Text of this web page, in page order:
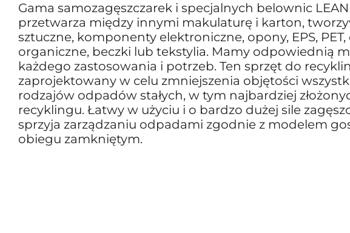
Gama samozagęszczarek i specjalnych belownic
przetwarza między innymi makulaturę i karton,
sztuczne, komponenty elektroniczne, opony, EPS,
organiczne, beczki lub tekstylia. Mamy odpowiednią
każdego zastosowania i potrzeb. Ten sprzęt do
zaprojektowany w celu zmniejszenia objętości
rodzajów odpadów stałych, w tym najbardziej
recyklingu. Łatwy w użyciu i o bardzo dużej sile
sprzyja zarządzaniu odpadami zgodnie z modelem
obiegu zamkniętym.